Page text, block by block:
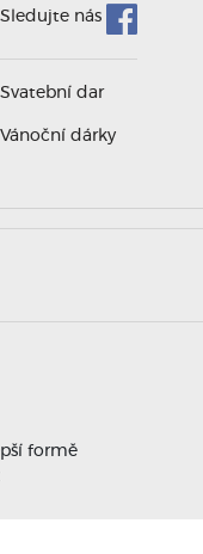
Sledujte nás
Svatební dar
Vánoční dárky
formě